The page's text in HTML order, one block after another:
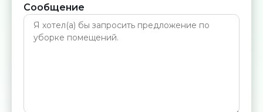
Сообщение